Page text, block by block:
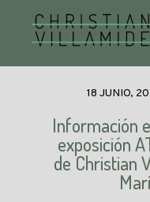
18 JUNIO,
Información
exposición
de Christian